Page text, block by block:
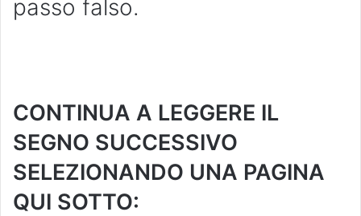
passo falso.
CONTINUA A LEGGERE IL
SEGNO SUCCESSIVO
SELEZIONANDO UNA PAGINA
QUI SOTTO: